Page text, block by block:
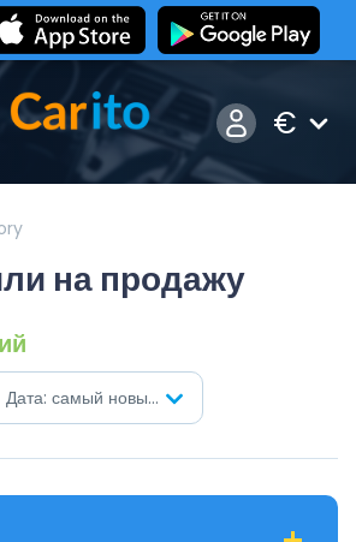
€
на продажу
Дата: самый новый первый